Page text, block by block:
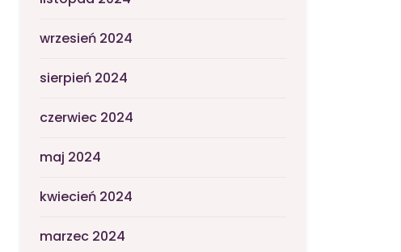
wrzesień 2024
sierpień 2024
czerwiec 2024
maj 2024
kwiecień 2024
marzec 2024